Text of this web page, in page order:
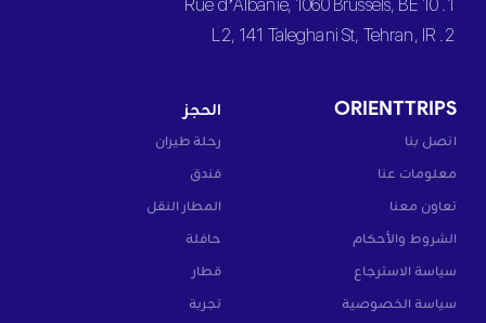
1. 10 Rue d’Albanie, 1060 Brussels, BE
2. L2, 141 Taleghani St, Tehran, IR
ORIENTTRIPS
اتصل بنا
معلومات عنا
تعاون معنا
الشروط والأحكام
سياسة الاسترجاع
سياسة الخصوصية
الحجز
رحلة طيران
فندق
المطار النقل
حافلة
قطار
تجربة